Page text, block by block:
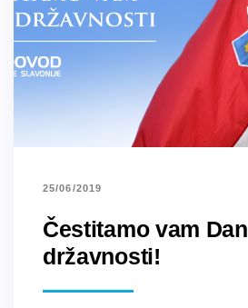
25/06/2019
Čestitamo vam Dan
državnosti!